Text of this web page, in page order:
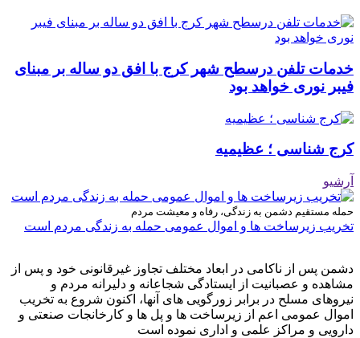
خدمات تلفن درسطح شهر کرج با افق دو ساله بر مبنای
فیبر نوری خواهد بود
کرج شناسی ؛ عظیمیه
آرشیو
حمله مستقیم دشمن به زندگی، رفاه و معیشت مردم
تخریب زیرساخت ها و اموال عمومی حمله به زندگی مردم است
دشمن پس از ناکامی در ابعاد مختلف تجاوز غیرقانونی خود و پس از
مشاهده و عصبانیت از ایستادگی شجاعانه و دلیرانه مردم و
نیروهای مسلح در برابر زورگویی های آنها، اکنون شروع به تخریب
اموال عمومی اعم از زیرساخت ها و پل ها و کارخانجات صنعتی و
دارویی و مراکز علمی و اداری نموده است